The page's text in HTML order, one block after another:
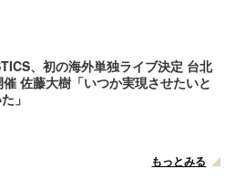
、初の海外単独ライブ決定 台北
佐藤大樹「いつか実現させたいと
」
もっとみる